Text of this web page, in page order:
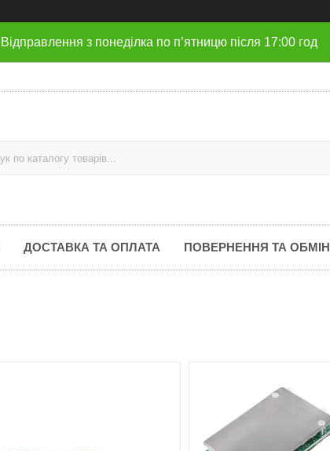
Відправлення з понеділка по п’ятницю після 17:00 год
ДОСТАВКА ТА ОПЛАТА ПОВЕРНЕННЯ ТА ОБМІН